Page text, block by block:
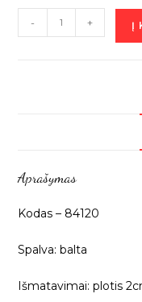
produkto
kiekis:
1m
- + Į
Aprašymas
Kodas – 84120
Spalva: balta
Išmatavimai: plotis